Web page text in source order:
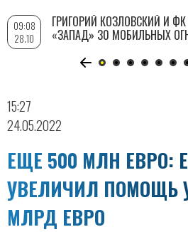
содержанию
15:27
24.05.2022
ЕЩЕ 500 МЛН ЕВРО:
УВЕЛИЧИЛ ПОМОЩЬ
МЛРД ЕВРО
09:08
28.10
ГРИГОРИЙ КОЗЛОВСКИЙ И
«ЗАПАД» 30 МОБИЛЬНЫХ